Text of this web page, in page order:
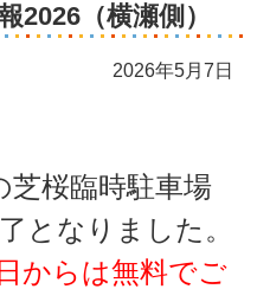
2026（横瀬側）
2026年5月7日
芝桜臨時駐車場
となりました。
からは無料でご